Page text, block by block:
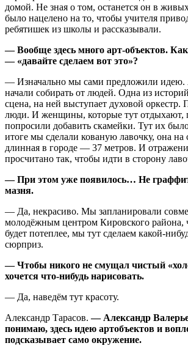
домой. Не зная о том, останется он в
было нацелено на то, чтобы учителя
ребятишек из школы и рассказывали.
— Вообще здесь много арт-объектов.
— «давайте сделаем вот это»?
— Изначально мы сами предложили идею.
начали собирать от людей. Одна из
сцена, на ней выступает духовой оркестр.
люди. И женщины, которые тут отдыхают,
попросили добавить скамейки. Тут их
итоге мы сделали кованую лавочку, она на
длинная в городе — 37 метров. И
просчитано так, чтобы идти в сторону
— При этом уже появилось… Не
мазня.
— Да, некрасиво. Мы запланировали
молодёжным центром Кировского района,
будет потеплее, мы тут сделаем какой-
сюрприз.
— Чтобы никого не смущал чистый
хочется что-нибудь нарисовать.
— Да, наведём тут красоту.
Александр Тарасов.— Александр
понимаю, здесь идею артобъектов и
подсказывает само окружение.